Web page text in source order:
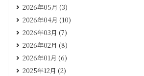
2026年05月 (3)
2026年04月 (10)
2026年03月 (7)
2026年02月 (8)
2026年01月 (6)
2025年12月 (2)